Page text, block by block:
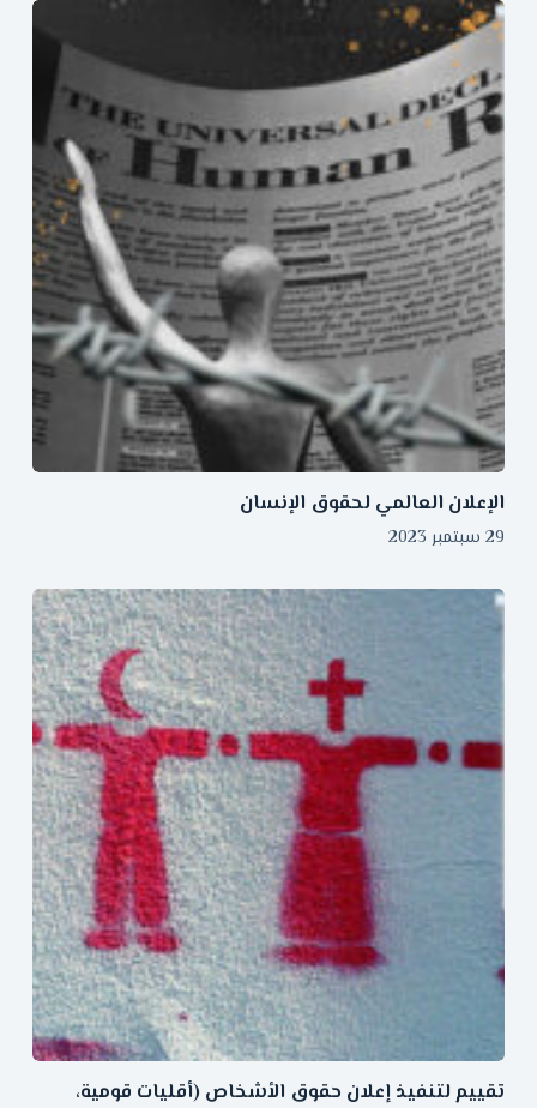
الإعلان العالمي لحقوق الإنسان
29 سبتمبر 2023
تقييم لتنفيذ إعلان حقوق الأشخاص (أقليات قومية،